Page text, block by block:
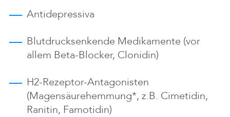
Antidepressiva
Blutdrucksenkende Medikamente (vor
allem Beta-Blocker, Clonidin)
H2-Rezeptor-Antagonisten
(Magensäurehemmung*, z.B. Cimetidin,
Ranitin, Famotidin)